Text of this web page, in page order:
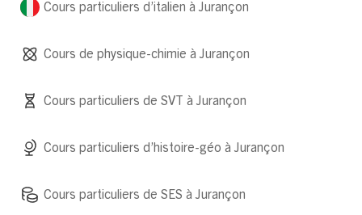
Cours particuliers d’histoire-géo à Jurançon
Cours particuliers de SES à Jurançon
Cours particuliers d’italien à Jurançon
Cours de physique-chimie à Jurançon
Cours particuliers de SVT à Jurançon